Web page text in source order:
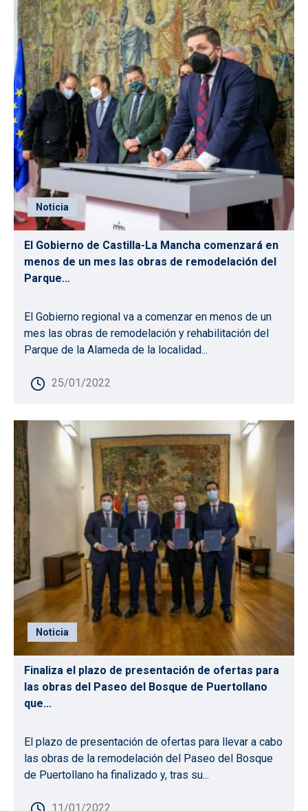
Noticia
El Gobierno de Castilla-La Mancha comenzará en
menos de un mes las obras de remodelación del
Parque...
El Gobierno regional va a comenzar en menos de un
mes las obras de remodelación y rehabilitación del
Parque de la Alameda de la localidad...
25/01/2022
Noticia
Finaliza el plazo de presentación de ofertas para
las obras del Paseo del Bosque de Puertollano
que...
El plazo de presentación de ofertas para llevar a cabo
las obras de la remodelación del Paseo del Bosque
de Puertollano ha finalizado y, tras su...
11/01/2022